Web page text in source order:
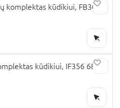
komplektas kūdikiui, FB309
kūdikiui, IF356 68